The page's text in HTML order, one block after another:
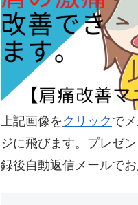
上記画像を クリック で
ジに飛びます。プレゼ
録後自動返信メールでお